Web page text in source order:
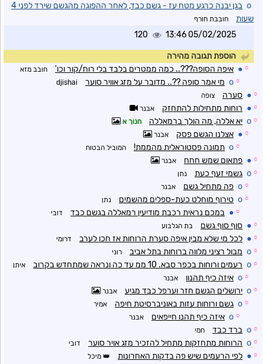
o
בגן יבנה כרגע מטח עז - גשם כבד, לאחר ההפוגה מהגשם שירד לפני 4
שעות
חובבת חורף
05/02/2025 13:46
120
הוספת תגובה מהירה
☼
● איפה הסופה???.. כמה ממטרים בלבד בלי רוח/קור וכו' חובב מזא
☼
o מי אמר סופה ??.. מדובר על מזג אוויר סוער djishai
☼
● סערה צופה
☼
● רוחות מתחילות להתחזק אבנר
☼
o יא אללה, מה הולך ברמאללה חנוך א
☼
● אצלנו הגשם פסק אבנר
☼
o תמונה פסטוראלית מהממת! המוביל הבטוח
☼
● פתאום שמש חחח אבנר
☼
o גשמי זעף כעת נתן
☼
o פה מתחיל גשם אבנר
☼
o טירוף מוחלט כעת-ספלים מהשמים נתן
☼
● במכם נראית רכבת מודיעין רמאללה בגשם כבד דובי
☼
● סוף סוף גשם בת הגלבוע
☼
● לכל מי שלא מבין איפה סערת הרוחות אז חכו לערב דרומי
☼
o מבול רציני מלווה ברוחות בתל אביב רוני
☼
o רעמים ורוחות בכפר סבא. 10 ממ עד כה ונראה שמתחדש בקרוב איתן
☼
o איזה כיף תהנוו אבנר
☼
o ירושלים הגשם חזר וערפל כבד מגיע אבנר
☼
o גשם ורוחות עזות באוניברסיטת חיפה אמיר
☼
o איזה כיף תהנו חייפאים אבנר
☼
o ברד כבד חמי
☼
o הרוחות מתחזקות מתחיל להזכיר מזג אויר סוער דובי
☼
● לפי הרעמים שיש פה בדקות האחרונות מיכל